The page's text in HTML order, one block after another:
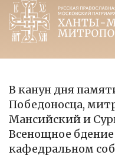
В канун дня
Победоносца,
Мансийский и
Всенощное
кафедральном